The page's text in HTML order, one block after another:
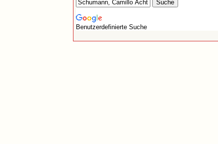
Benutzerdefinierte Suche